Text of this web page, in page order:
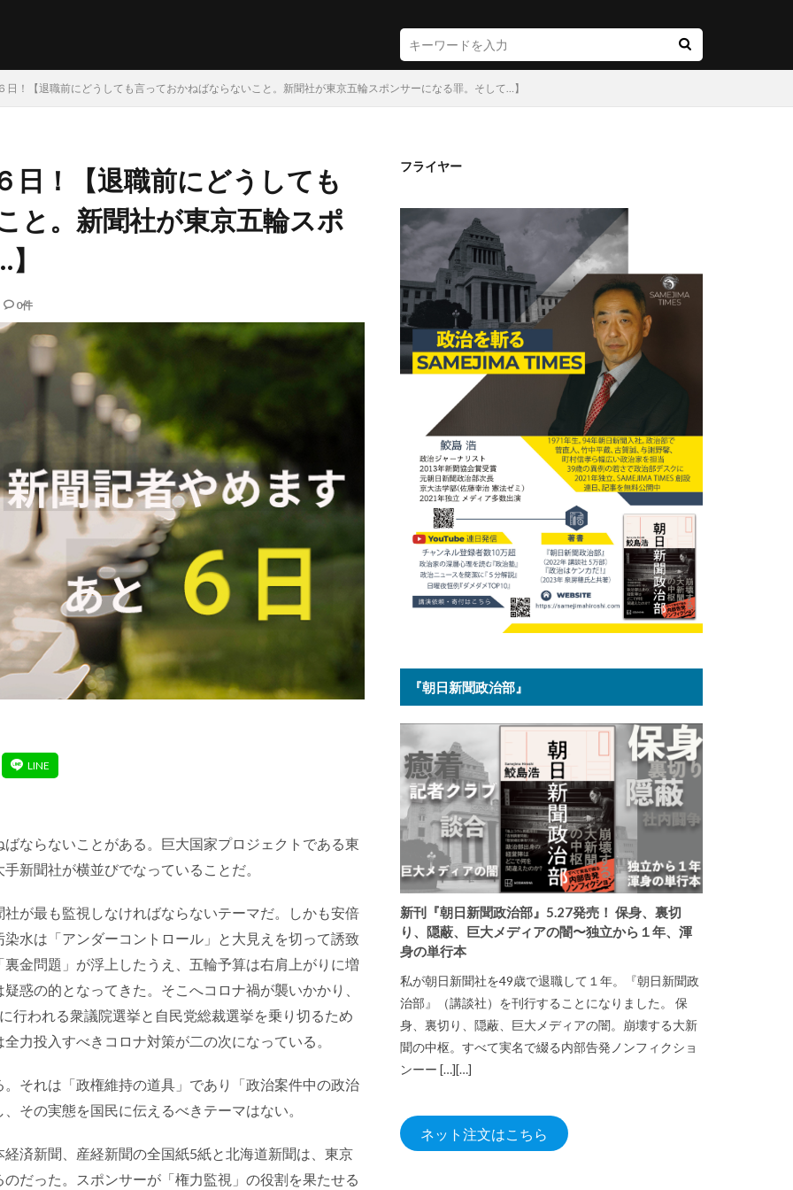
日！【退職前にどうしても言っておかねばならないこと。新聞社が東京五輪スポンサーになる罪。そして…】
日！【退職前にどうしても
と。新聞社が東京五輪スポ
0件
ならないことがある。巨大国家プロジェクトである東
新聞社が横並びでなっていることだ。
が最も監視しなければならないテーマだ。しかも安倍
水は「アンダーコントロール」と大見えを切って誘致
金問題」が浮上したうえ、五輪予算は右肩上がりに増
惑の的となってきた。そこへコロナ禍が襲いかかり、
行われる衆議院選挙と自民党総裁選挙を乗り切るため
力投入すべきコロナ対策が二の次になっている。
それは「政権維持の道具」であり「政治案件中の政治
その実態を国民に伝えるべきテーマはない。
済新聞、産経新聞の全国紙5紙と北海道新聞は、東京
だった。スポンサーが「権力監視」の役割を果たせる
フライヤー
『朝日新聞政治部』
新刊『朝日新聞政治部』5.27発売！ 保身、裏切
り、隠蔽、巨大メディアの闇〜独立から１年、渾
身の単行本
私が朝日新聞社を49歳で退職して１年。『朝日新聞政
治部』（講談社）を刊行することになりました。 保
身、裏切り、隠蔽、巨大メディアの闇。崩壊する大新
聞の中枢。すべて実名で綴る内部告発ノンフィクショ
ンーー […][…]
ネット注文はこちら